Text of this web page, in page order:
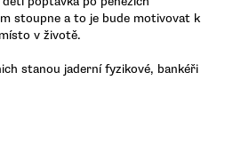
stoupne a to je bude motivovat k
v životě.
stanou jaderní fyzikové, bankéři